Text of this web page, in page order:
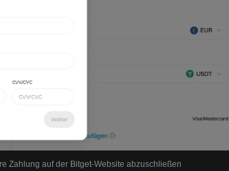
Zahlung auf der Bitget-Website abzuschließen